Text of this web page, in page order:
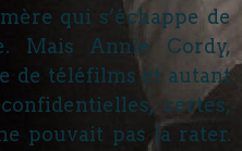
qui s’échappe de
Mais Annie Cordy,
de téléfilms et autant
certes,
pouvait pas la rater.